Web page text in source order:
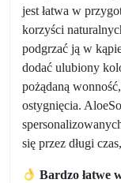
jest łatwa w
korzyści
podgrzać ją w
dodać ulubiony
pożądaną
ostygnięcia.
się przez długi
Bardzo łatwe